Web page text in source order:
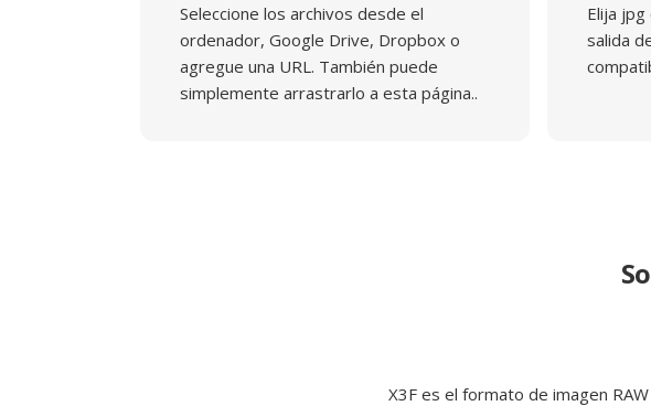
Seleccione los archivos desde el
ordenador, Google Drive, Dropbox o
agregue una URL. También puede
simplemente arrastrarlo a esta página..
Elija
salida
X3F es el formato de imagen